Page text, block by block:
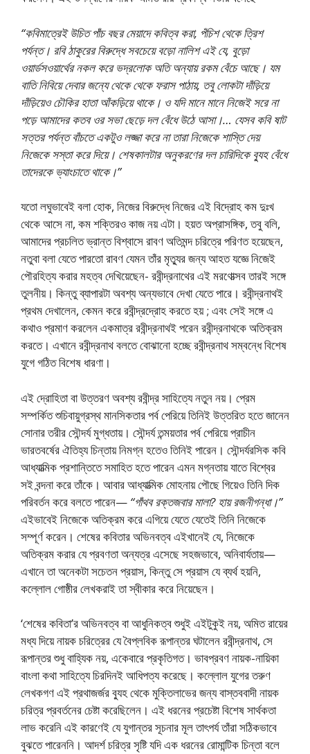
“কবিমাত্রেই উচিত পাঁচ বছর মেয়াদে কবিত্ব করা, পঁচিশ থেকে ত্রিশ
পর্যন্ত। রবি ঠাকুরের বিরুদ্ধে সবচেয়ে বড়াে নালিশ এই যে, বুড়াে
ওয়ার্ডসওয়ার্থের নকল করে ভদ্রলােক অতি অন্যায় রকম বেঁচে আছে। যম
বাতি নিবিয়ে দেবার জন্যে থেকে থেকে ফরাস পাঠায়, তবু লােকটা দাঁড়িয়ে
দাঁড়িয়েও চৌকির হাতা আঁকড়িয়ে থাকে। ও যদি মানে মানে নিজেই সরে না
পড়ে আমাদের কতব ওর সভা ছেড়ে দল বেঁধে উঠে আসা।… যেসব কবি ষাট
সত্তর পর্যন্ত বাঁচতে একটুও লজ্জা করে না তারা নিজেকে শাস্তি দেয়
নিজেকে সস্তা করে দিয়ে। শেষকালটার অনুকরণের দল চারিদিকে ব্যুহ বেঁধে
তাদেরকে ভ্যাংচাতে থাকে।”
যতাে লঘুভাবেই বলা হােক, নিজের বিরুদ্ধে নিজের এই বিদ্রোহ কম দুঃখ
থেকে আসে না, কম শক্তিরও কাজ নয় এটা। হয়ত অপ্রাসঙ্গিক, তবু বলি,
আমাদের প্রচলিত ভ্রান্ত বিশ্বাসে রাবণ অতিমন্দ চরিত্রে পরিণত হয়েছেন,
নতুবা বলা যেতে পারতাে রাবণ যেমন তাঁর মৃত্যুর জন্য আহত যজ্ঞে নিজেই
পৌরহিত্য করার মহত্ব দেখিয়েছেন- রবীন্দ্রনাথের এই মরণােত্সব তারই সঙ্গে
তুলনীয়। কিন্তু ব্যাপারটা অবশ্য অন্যভাবে দেখা যেতে পারে। রবীন্দ্রনাথই
প্রথম দেখালেন, কেমন করে রবীন্দ্রদ্রোহ করতে হয় ; এবং সেই সঙ্গে এ
কথাও প্রমাণ করলেন একমাত্র রবীন্দ্রনাথই পরেন রবীন্দ্রনাথকে অতিক্রম
করতে। এখানে রবীন্দ্রনাথ বলতে বােঝানাে হচ্ছে রবীন্দ্রনাথ সম্বন্ধে বিশেষ
যুগে গঠিত বিশেষ ধারণা।
এই দ্রোহিতা বা উত্তরণ অবশ্য রবীন্দ্র সাহিত্যে নতুন নয়। প্রেম
সম্পর্কিত শুচিবায়ুগ্রস্থ মানসিকতার পর্ব পেরিয়ে তিনিই উত্তরিত হতে জানেন
সােনার তরীর সৌন্দর্য মুগ্ধতায়। সৌন্দর্য তন্ময়তার পর্ব পেরিয়ে প্রাচীন
ভারতবর্ষের ঐতিহ্য চিন্তায় নিমগ্ন হতেও তিনিই পারেন। সৌন্দর্যরসিক কবি
আধ্যাত্মিক প্রশান্তিতে সমাহিত হতে পারেন এমন মগ্নতায় যাতে বিশ্বের
সই বন্দনা করে তাঁকে। আবার আধ্যাত্মিক মােহনায় পৌছে গিয়েও তিনি দিক
পরিবর্তন করে বলতে পারেন— “গাঁথব রক্তজবার মালা? হায় রজনীগন্ধা।”
এইভাবেই নিজেকে অতিক্রম করে এগিয়ে যেতে যেতেই তিনি নিজেকে
সম্পূর্ণ করেন। শেষের কবিতার অভিনবত্ব এইখানেই যে, নিজেকে
অতিক্রম করার যে প্রবণতা অন্যত্র এসেছে সহজভাবে, অনিবার্যতায়—
এখানে তা অনেকটা সচেতন প্রয়াস, কিন্তু সে প্রয়াস যে ব্যর্থ হয়নি,
কল্লোল গােষ্ঠীর লেখকরাই তা স্বীকার করে নিয়েছেন।
‘শেষের কবিতা’র অভিনবত্ব বা আধুনিকত্ব শুধুই এইটুকুই নয়, অমিত রায়ের
মধ্য দিয়ে নায়ক চরিত্রের যে বৈপ্লবিক রূপান্তর ঘটালেন রবীন্দ্রনাথ, সে
রূপান্তর শুধু বাহ্যিক নয়, একেবারে প্রকৃতিগত। ভাবপ্রবণ নায়ক-নায়িকা
বাংলা কথা সাহিত্যে চিরদিনই আধিপত্য করেছে। কল্লোল যুগের তরুণ
লেখকগণ এই প্রথাজর্জর ব্যুহ থেকে মুক্তিলাভের জন্য বাস্তববাদী নায়ক
চরিত্র প্রবর্তনের চেষ্টা করেছিলেন। এই ধরনের প্রচেষ্টা বিশেষ সার্থকতা
লাভ করেনি এই কারণেই যে যুগান্তর সূচনার মূল তাৎপর্য তাঁরা সঠিকভাবে
বুঝতে পারেননি। আদর্শ চরিত্র সৃষ্টি যদি এক ধরনের রােমান্টিক চিন্তা বলে